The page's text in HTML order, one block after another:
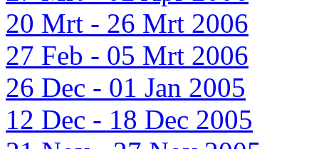
20 Mrt - 26 Mrt 2006
27 Feb - 05 Mrt 2006
26 Dec - 01 Jan 2005
12 Dec - 18 Dec 2005